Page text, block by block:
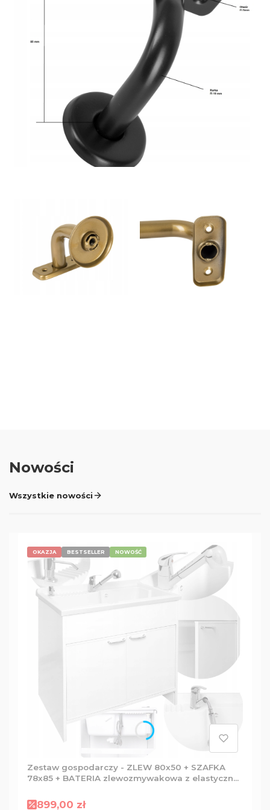
Nowości
Wszystkie nowości
OKAZJA BESTSELLER NOWOŚĆ
Zestaw gospodarczy - ZLEW 80x50 + SZAFKA
78x85 + BATERIA zlewozmywakowa z elastyczną
Cena promocyjna
899,00 zł